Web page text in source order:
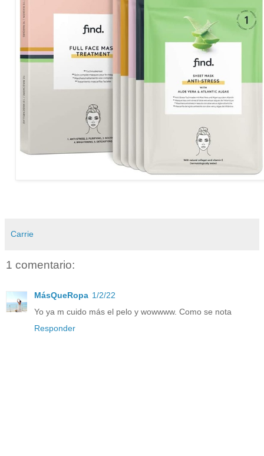
Carrie
1 comentario:
MásQueRopa 1/2/22
Yo ya m cuido más el pelo y wowwww. Como se nota
Responder